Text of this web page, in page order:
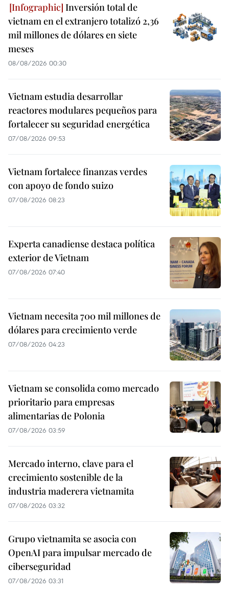
Inversión total de
vietnam en el extranjero totalizó 2,36
mil millones de dólares en siete
meses
08/08/2026 00:30
Vietnam estudia desarrollar
reactores modulares pequeños para
fortalecer su seguridad energética
07/08/2026 09:53
Vietnam fortalece finanzas verdes
con apoyo de fondo suizo
07/08/2026 08:23
Experta canadiense destaca política
exterior de Vietnam
07/08/2026 07:40
Vietnam necesita 700 mil millones de
dólares para crecimiento verde
07/08/2026 04:23
Vietnam se consolida como mercado
prioritario para empresas
alimentarias de Polonia
07/08/2026 03:59
Mercado interno, clave para el
crecimiento sostenible de la
industria maderera vietnamita
07/08/2026 03:32
Grupo vietnamita se asocia con
OpenAI para impulsar mercado de
ciberseguridad
07/08/2026 03:31